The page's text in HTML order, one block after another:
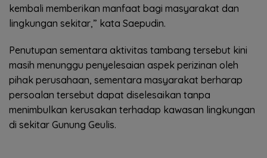
kembali memberikan manfaat bagi masyarakat dan
lingkungan sekitar,” kata Saepudin.
Penutupan sementara aktivitas tambang tersebut kini
masih menunggu penyelesaian aspek perizinan oleh
pihak perusahaan, sementara masyarakat berharap
persoalan tersebut dapat diselesaikan tanpa
menimbulkan kerusakan terhadap kawasan lingkungan
di sekitar Gunung Geulis.